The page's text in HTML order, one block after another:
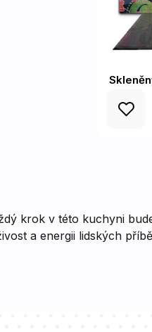
krok v této kuchyni
a energii lidských